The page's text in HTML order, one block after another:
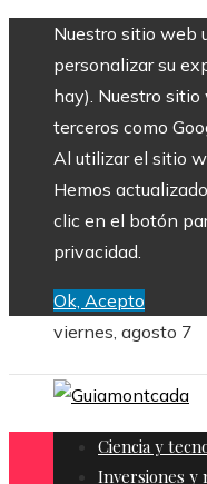
Nuestro sitio web
personalizar su
hay). Nuestro
terceros como
Al utilizar el sitio
Hemos
clic en el botón
privacidad.
Ok, Acepto
viernes, agosto 7
Ciencia y
Inversiones y